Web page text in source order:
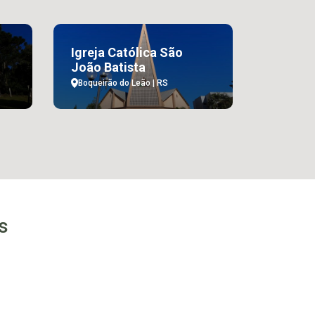
Igreja Católica São
João Batista
Boqueirão do Leão | RS